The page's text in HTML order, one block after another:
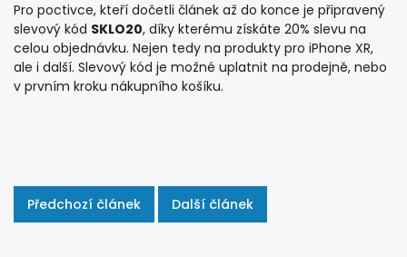
Pro poctivce, kteří dočetli článek až do konce je připravený
slevový kód SKLO20, díky kterému získáte 20% slevu na
celou objednávku. Nejen tedy na produkty pro iPhone XR,
ale i další. Slevový kód je možné uplatnit na prodejně, nebo
v prvním kroku nákupního košíku.
Předchozí článek Další článek